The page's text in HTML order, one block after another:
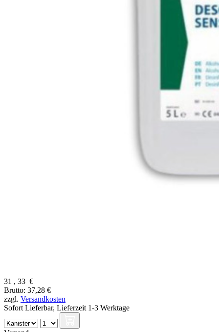
31 , 33 €
Brutto: 37,28 €
zzgl. Versandkosten
Sofort Lieferbar, Lieferzeit 1-3 Werktage